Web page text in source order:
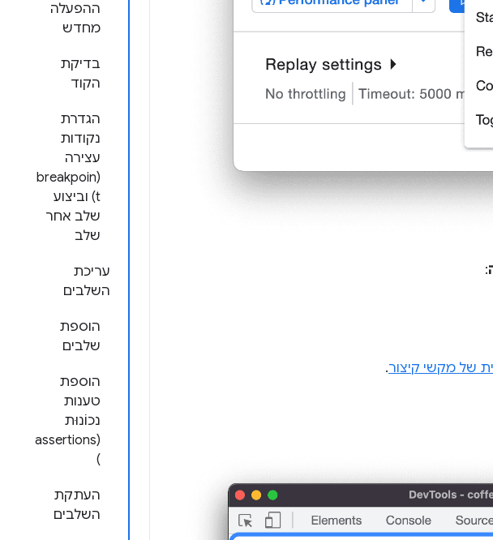
ההפעלה
מחדש
בדיקת
הקוד
הגדרת
נקודות
עצירה
(breakpoin
t) וביצוע
שלב אחר
שלב
עריכת
השלבים
הוספת
שלבים
הוספת
טענות
נכוֹנוּת
(assertions
)
העתקת
השלבים
:
של מקשי קיצור.